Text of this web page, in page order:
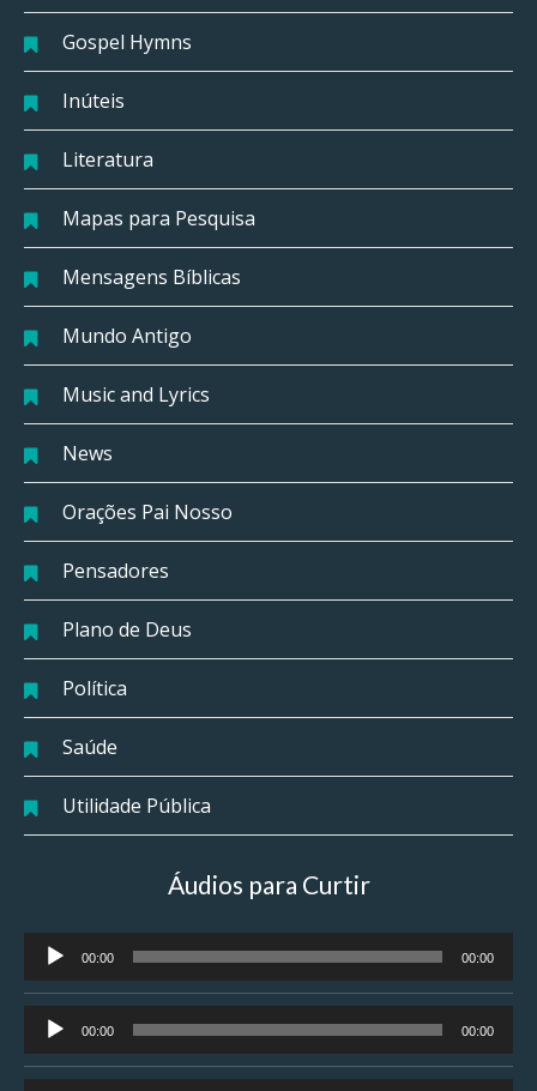
Gospel Hymns
Inúteis
Literatura
Mapas para Pesquisa
Mensagens Bíblicas
Mundo Antigo
Music and Lyrics
News
Orações Pai Nosso
Pensadores
Plano de Deus
Política
Saúde
Utilidade Pública
Áudios para Curtir
Tocador
de
áudio
00:00 00:00
Tocador
de
áudio
00:00 00:00